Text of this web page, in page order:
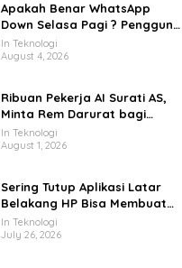
Apakah Benar WhatsApp
Down Selasa Pagi ? Pengguna
Kesulitan Kirim Gambar dan
Video di Sejumlah Wilayah
In Teknologi
August 4, 2026
Ribuan Pekerja AI Surati AS,
Minta Rem Darurat bagi
Teknologi Canggih
In Teknologi
August 1, 2026
Sering Tutup Aplikasi Latar
Belakang HP Bisa Membuat
Baterai Lebih Boros
In Teknologi
July 26, 2026